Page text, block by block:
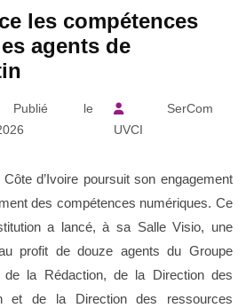
les compétences
agents de
le
SerCom
UVCI
Côte d’Ivoire poursuit son engagement
des compétences numériques. Ce
a lancé, à sa Salle Visio, une
profit de douze agents du Groupe
de la Rédaction, de la Direction des
et de la Direction des ressources